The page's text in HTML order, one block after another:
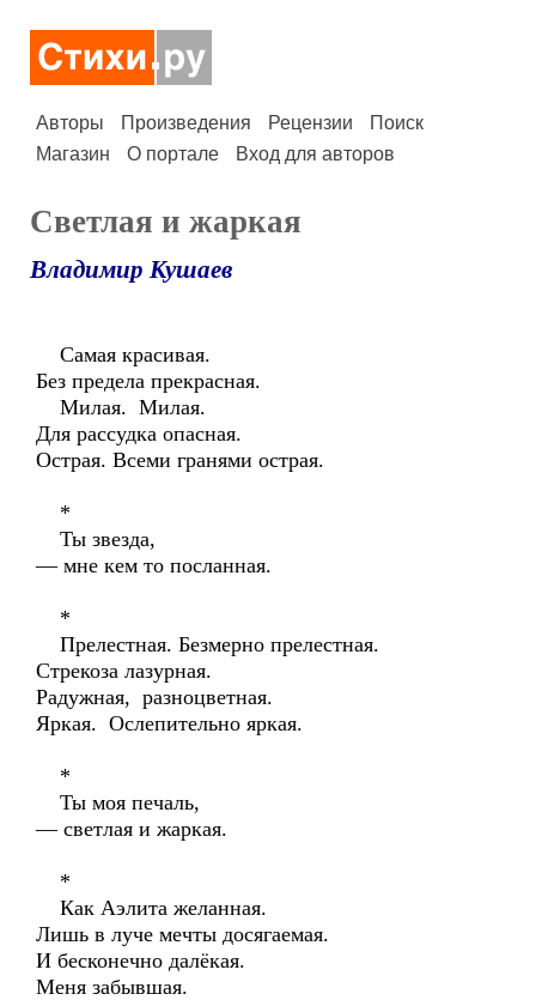
Авторы Произведения Рецензии
Поиск
Магазин
О портале Вход для авторов
Светлая и жаркая
Владимир Кушаев
Самая красивая.
Без предела прекрасная.
Милая. Милая.
Для рассудка опасная.
Острая. Всеми гранями острая.
*
Ты звезда,
— мне кем то посланная.
*
Прелестная. Безмерно прелестная.
Стрекоза лазурная.
Радужная, разноцветная.
Яркая. Ослепительно яркая.
*
Ты моя печаль,
— светлая и жаркая.
*
Как Аэлита желанная.
Лишь в луче мечты досягаемая.
И бесконечно далёкая.
Меня забывшая.